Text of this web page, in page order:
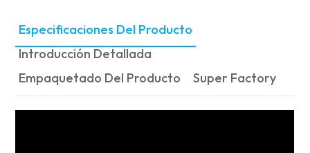
Especificaciones Del Producto
Introducción Detallada
Empaquetado Del Producto
Super Factory